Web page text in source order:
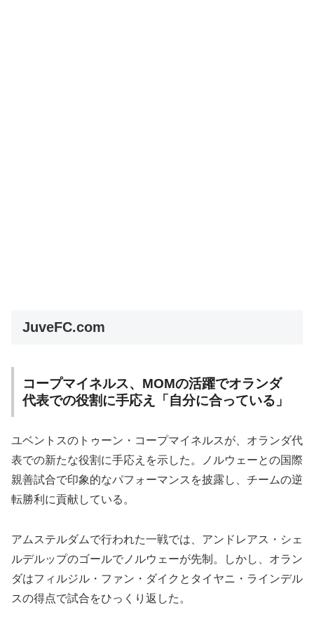
JuveFC.com
コープマイネルス、MOMの活躍でオランダ
代表での役割に手応え「自分に合っている」
ユベントスのトゥーン・コープマイネルスが、オランダ代
表での新たな役割に手応えを示した。ノルウェーとの国際
親善試合で印象的なパフォーマンスを披露し、チームの逆
転勝利に貢献している。
アムステルダムで行われた一戦では、アンドレアス・シェ
ルデルップのゴールでノルウェーが先制。しかし、オラン
ダはフィルジル・ファン・ダイクとタイヤニ・ラインデル
スの得点で試合をひっくり返した。